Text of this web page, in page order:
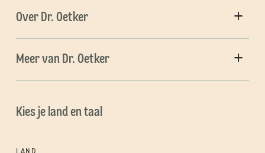
Over Dr. Oetker
Meer van Dr. Oetker
Kies je land en taal